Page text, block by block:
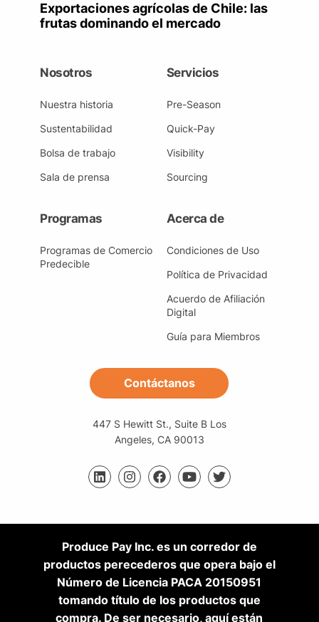
Exportaciones agrícolas de Chile: las
frutas dominando el mercado
Nosotros
Nuestra historia
Sustentabilidad
Bolsa de trabajo
Sala de prensa
Servicios
Pre-Season
Quick-Pay
Visibility
Sourcing
Programas
Programas de Comercio
Predecible
Acerca de
Condiciones de Uso
Política de Privacidad
Acuerdo de Afiliación
Digital
Guía para Miembros
Contáctanos
447 S Hewitt St., Suite B Los
Angeles, CA 90013
Produce Pay Inc. es un corredor de
productos perecederos que opera bajo el
Número de Licencia PACA 20150951
tomando título de los productos que
compra. De ser necesario, aquí están